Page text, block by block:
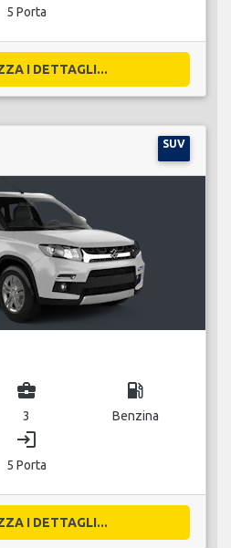
5 Porta
I DETTAGLI...
SUV
business_center
3
local_gas_station
Benzina
login
5 Porta
I DETTAGLI...